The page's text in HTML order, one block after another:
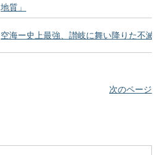
地質」
空海ー史上最強、讃岐に舞い降りた不滅
次のページ